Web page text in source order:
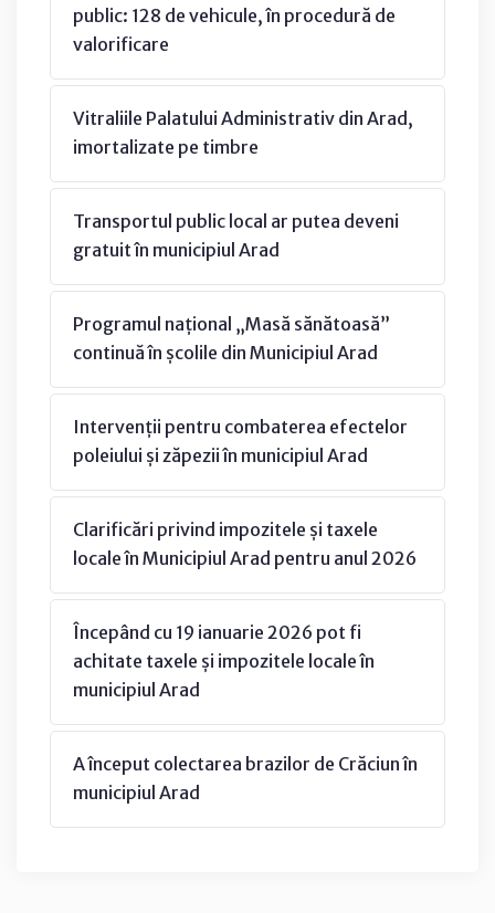
public: 128 de vehicule, în procedură de
valorificare
Vitraliile Palatului Administrativ din Arad,
imortalizate pe timbre
Transportul public local ar putea deveni
gratuit în municipiul Arad
Programul național „Masă sănătoasă”
continuă în școlile din Municipiul Arad
Intervenții pentru combaterea efectelor
poleiului și zăpezii în municipiul Arad
Clarificări privind impozitele și taxele
locale în Municipiul Arad pentru anul 2026
Începând cu 19 ianuarie 2026 pot fi
achitate taxele și impozitele locale în
municipiul Arad
A început colectarea brazilor de Crăciun în
municipiul Arad